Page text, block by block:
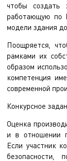
чтобы создать
работающую по
модели здания
Поощряется,
рамками их
образом
компетенция
современной
Конкурсное
Оценка
и в отношении
Если участник
безопасности,